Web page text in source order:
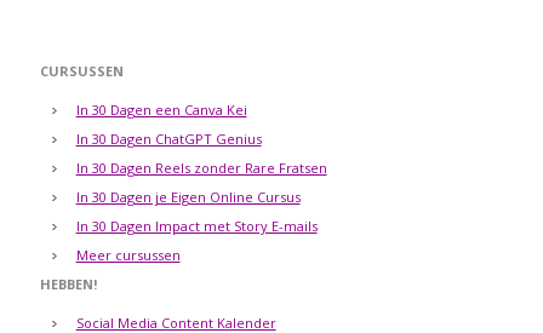
CURSUSSEN
In 30 Dagen een Canva Kei
In 30 Dagen ChatGPT Genius
In 30 Dagen Reels zonder Rare Fratsen
In 30 Dagen je Eigen Online Cursus
In 30 Dagen Impact met Story E-mails
Meer cursussen
HEBBEN!
Social Media Content Kalender